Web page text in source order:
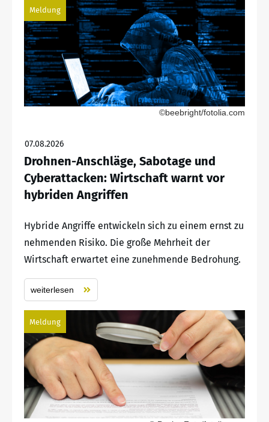
Meldung
©beebright/fotolia.com
07.08.2026
Drohnen-Anschläge, Sabotage und
Cyberattacken: Wirtschaft warnt vor
hybriden Angriffen
Hybride Angriffe entwickeln sich zu einem ernst zu
nehmenden Risiko. Die große Mehrheit der
Wirtschaft erwartet eine zunehmende Bedrohung.
weiterlesen
Meldung